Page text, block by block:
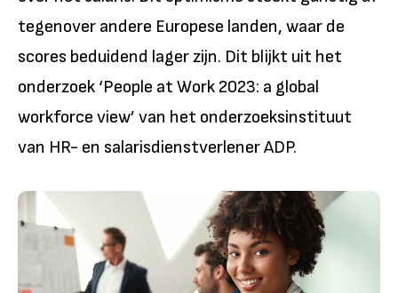
tegenover andere Europese landen, waar de
scores beduidend lager zijn. Dit blijkt uit het
onderzoek ‘People at Work 2023: a global
workforce view’ van het onderzoeksinstituut
van HR- en salarisdienstverlener ADP.